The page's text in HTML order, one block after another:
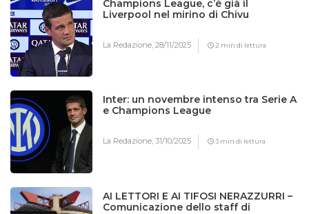
Champions League, c’è già il
Liverpool nel mirino di Chivu
La Redazione,28/11/2025 2 min di lettura
Inter: un novembre intenso tra Serie A
e Champions League
La Redazione,31/10/2025 3 min di lettura
AI LETTORI E AI TIFOSI NERAZZURRI –
Comunicazione dello staff di